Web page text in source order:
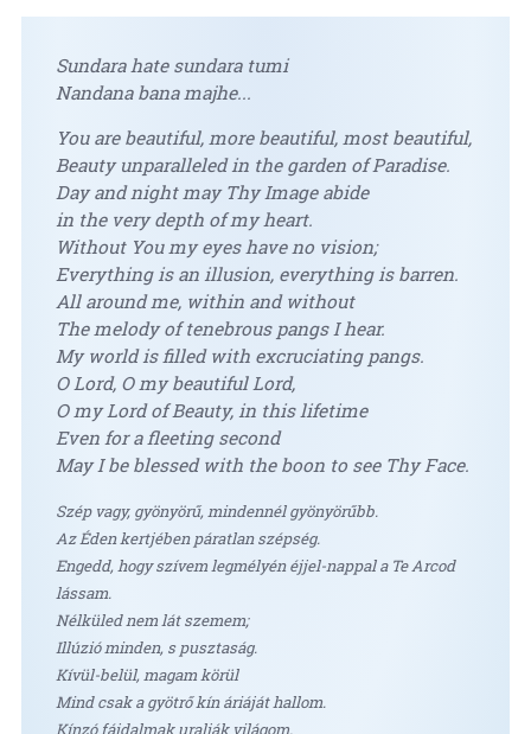
Sundara hate sundara tumi
Nandana bana majhe...
You are beautiful, more beautiful, most beautiful,
Beauty unparalleled in the garden of Paradise.
Day and night may Thy Image abide
in the very depth of my heart.
Without You my eyes have no vision;
Everything is an illusion, everything is barren.
All around me, within and without
The melody of tenebrous pangs I hear.
My world is filled with excruciating pangs.
O Lord, O my beautiful Lord,
O my Lord of Beauty, in this lifetime
Even for a fleeting second
May I be blessed with the boon to see Thy Face.
Szép vagy, gyönyörű, mindennél gyönyörűbb.
Az Éden kertjében páratlan szépség.
Engedd, hogy szívem legmélyén éjjel-nappal a Te Arcod
lássam.
Nélküled nem lát szemem;
Illúzió minden, s pusztaság.
Kívül-belül, magam körül
Mind csak a gyötrő kín áriáját hallom.
Kínzó fájdalmak uralják világom.